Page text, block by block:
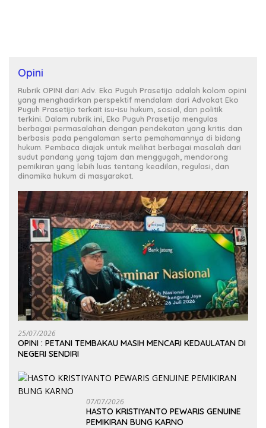
Opini
Rubrik OPINI dari Adv. Eko Puguh Prasetijo adalah kolom opini
yang menghadirkan perspektif mendalam dari Advokat Eko
Puguh Prasetijo terkait isu-isu hukum, sosial, dan politik
terkini. Dalam rubrik ini, Eko Puguh Prasetijo mengulas
berbagai permasalahan dengan pendekatan yang kritis dan
berbasis pada pengalaman serta pemahamannya di bidang
hukum. Pembaca diajak untuk melihat berbagai masalah dari
sudut pandang yang tajam dan menggugah, mendorong
pemikiran yang lebih luas tentang keadilan, regulasi, dan
dinamika hukum di masyarakat.
25/07/2026
OPINI : PETANI TEMBAKAU MASIH MENCARI KEDAULATAN DI
NEGERI SENDIRI
07/07/2026
HASTO KRISTIYANTO PEWARIS GENUINE
PEMIKIRAN BUNG KARNO